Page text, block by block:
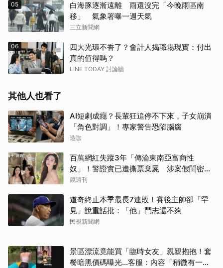
05
白海豚逐漸遠離 雨還沒完「今晚雨區南
移」 氣象署曝一週天氣
三立新聞網
06
四大光環不香了？會計人揭職場現實：付出
真的值得嗎？
LINE TODAY 討論牆
其他人也看了
AI短劇成癮？長輩狂追停不下來，子女崩潰
「角色對調」！專家警告恐陷腦腐
造咖
百萬網紅失蹤3年「傳淪東南亞富商性
奴」！警證實已遭撕票棄屍 涉案假閨密近
況曝光
鏡週刊
道奇終止本季最長7連敗！賽後主帥卻「罕
見」說重話批：「他」鬥志還不夠
民視新聞網
景區漂流竟能買「臨時女友」親親抱抱！套
餐暗黑價碼曝光…客服：內容「稍微有一點